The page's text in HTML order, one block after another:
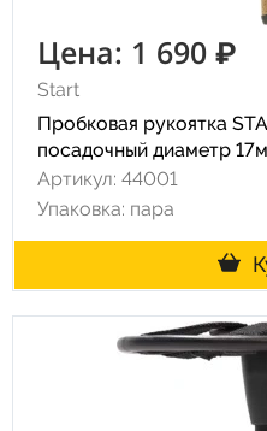
Цена: 1 690 ₽
Start
Пробковая рукоятка
посадочный диаметр
Артикул: 44001
Упаковка: пара